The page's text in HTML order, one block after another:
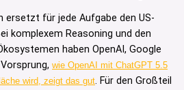
ersetzt für jede Aufgabe den US-
komplexem Reasoning und den
haben OpenAI, Google
wie OpenAI mit ChatGPT 5.5
wird, zeigt das gut. Für den Großteil